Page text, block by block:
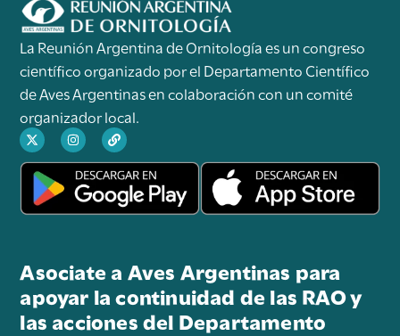
La Reunión Argentina de Ornitología es un congreso
científico organizado por el Departamento Científico
de Aves Argentinas en colaboración con un comité
organizador local.
Asociate a Aves Argentinas para
apoyar la continuidad de las RAO y
las acciones del Departamento